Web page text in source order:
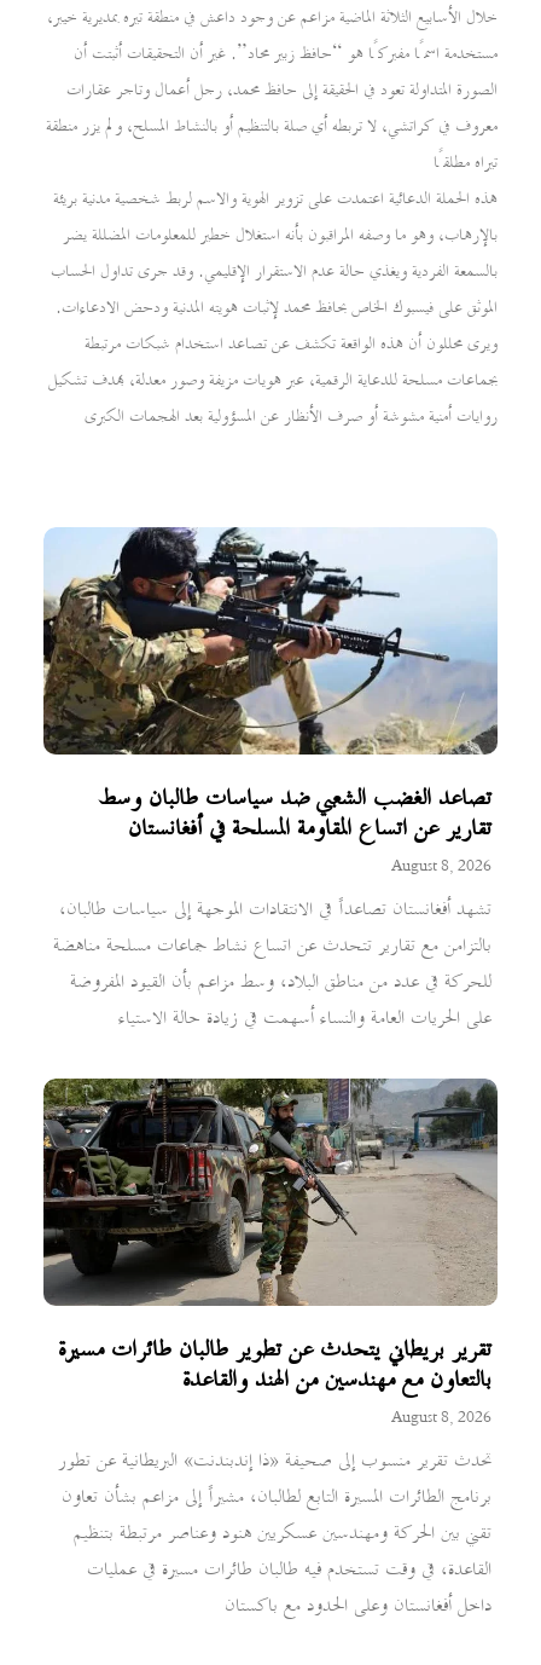
تصاعد الغضب الشعبي ضد سياسات طالبان وسط
تقارير عن اتساع المقاومة المسلحة في أفغانستان
August 8, 2026
تشهد أفغانستان تصاعداً في الانتقادات الموجهة إلى سياسات طالبان،
بالتزامن مع تقارير تتحدث عن اتساع نشاط جماعات مسلحة مناهضة
للحركة في عدد من مناطق البلاد، وسط مزاعم بأن القيود المفروضة
على الحريات العامة والنساء أسهمت في زيادة حالة الاستياء
تقرير بريطاني يتحدث عن تطوير طالبان طائرات مسيرة
بالتعاون مع مهندسين من الهند والقاعدة
August 8, 2026
تحدث تقرير منسوب إلى صحيفة «ذا إندبندنت» البريطانية عن تطور
برنامج الطائرات المسيرة التابع لطالبان، مشيراً إلى مزاعم بشأن تعاون
تقني بين الحركة ومهندسين عسكريين هنود وعناصر مرتبطة بتنظيم
القاعدة، في وقت تستخدم فيه طالبان طائرات مسيرة في عمليات
داخل أفغانستان وعلى الحدود مع باكستان
خلال الأسابيع الثلاثة الماضية مزاعم عن وجود داعش في منطقة تيره بمديرية خيبر،
مستخدمة اسمًا مفبركًا هو “حافظ زبير محاد”. غير أن التحقيقات أثبتت أن
الصورة المتداولة تعود في الحقيقة إلى حافظ محمد، رجل أعمال وتاجر عقارات
معروف في كراتشي، لا تربطه أي صلة بالتنظيم أو بالنشاط المسلح، ولم يزر منطقة
تيراه مطلقًا
هذه الحملة الدعائية اعتمدت على تزوير الهوية والاسم لربط شخصية مدنية بريئة
بالإرهاب، وهو ما وصفه المراقبون بأنه استغلال خطير للمعلومات المضللة يضر
بالسمعة الفردية ويغذي حالة عدم الاستقرار الإقليمي. وقد جرى تداول الحساب
الموثق على فيسبوك الخاص بحافظ محمد لإثبات هويته المدنية ودحض الادعاءات.
ويرى محللون أن هذه الواقعة تكشف عن تصاعد استخدام شبكات مرتبطة
بجماعات مسلحة للدعاية الرقمية، عبر هويات مزيفة وصور معدلة، بهدف تشكيل
روايات أمنية مشوشة أو صرف الأنظار عن المسؤولية بعد الهجمات الكبرى